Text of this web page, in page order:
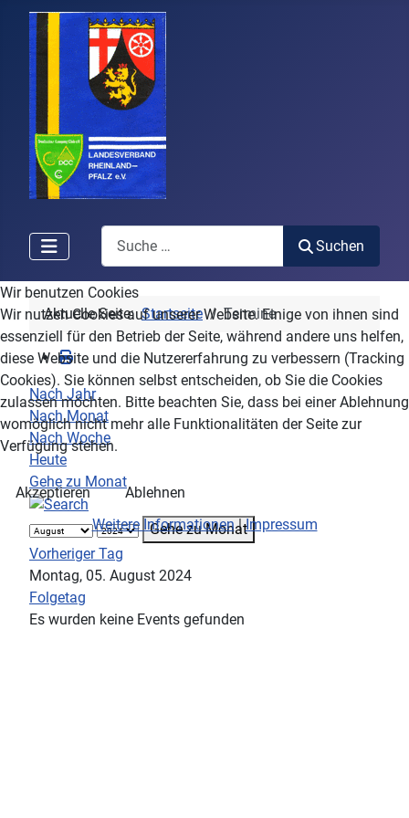
Search
Suchen
Aktuelle Seite:Startseite Termine
Nach Jahr
Nach Monat
Nach Woche
Heute
Gehe zu Monat
Gehe zu Monat
Vorheriger Tag
Montag, 05. August 2024
Folgetag
Es wurden keine Events gefunden
Wir benutzen Cookies
Wir nutzen Cookies auf unserer Website. Einige von ihnen sind
essenziell für den Betrieb der Seite, während andere uns helfen,
diese Website und die Nutzererfahrung zu verbessern (Tracking
Cookies). Sie können selbst entscheiden, ob Sie die Cookies
zulassen möchten. Bitte beachten Sie, dass bei einer Ablehnung
womöglich nicht mehr alle Funktionalitäten der Seite zur
Verfügung stehen.
Akzeptieren
Ablehnen
Weitere Informationen|Impressum